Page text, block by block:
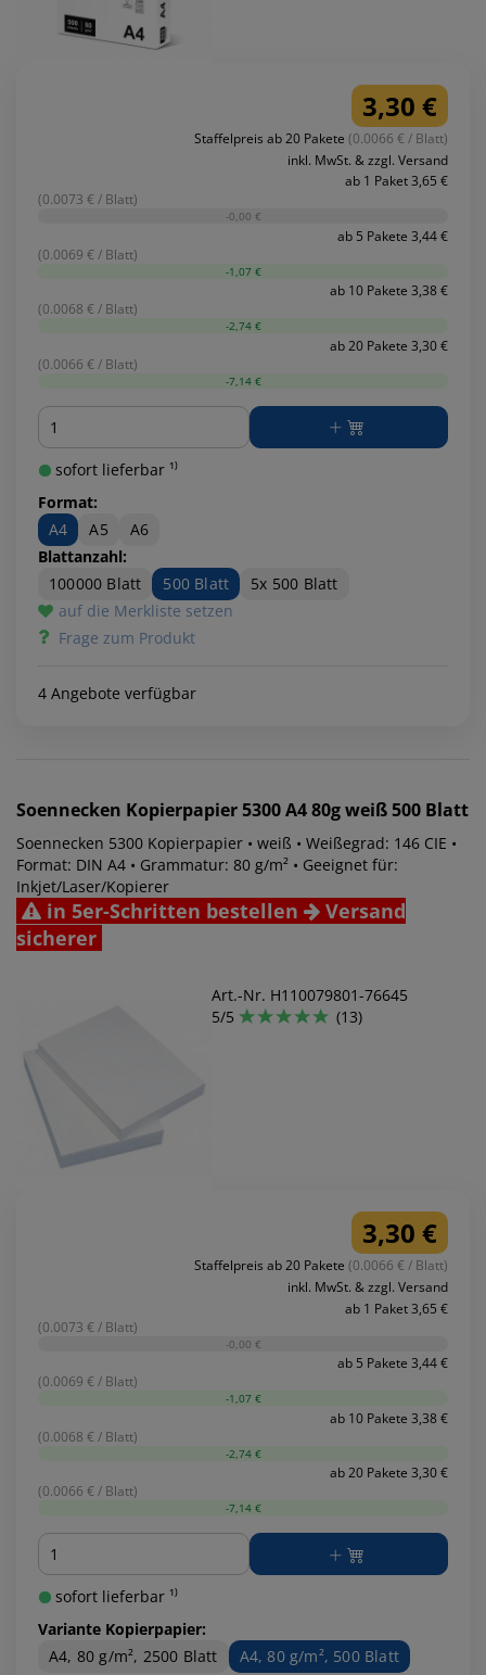
3,30 €
Staffelpreis ab 20 Pakete (0.0066 € / Blatt)
inkl. MwSt. & zzgl. Versand
ab 1 Paket 3,65 €
(0.0073 € / Blatt)
-0,00 €
ab 5 Pakete 3,44 €
(0.0069 € / Blatt)
-1,07 €
ab 10 Pakete 3,38 €
(0.0068 € / Blatt)
-2,74 €
ab 20 Pakete 3,30 €
(0.0066 € / Blatt)
-7,14 €
Menge
sofort lieferbar ¹⁾
Format:
A4
A5
A6
Blattanzahl:
100000 Blatt
500 Blatt
5x 500 Blatt
auf die Merkliste setzen
Frage zum Produkt
4 Angebote verfügbar
Soennecken Kopierpapier 5300 A4 80g weiß 500 Blatt
Soennecken 5300 Kopierpapier • weiß • Weißegrad: 146 CIE •
Format: DIN A4 • Grammatur: 80 g/m² • Geeignet für:
Inkjet/Laser/Kopierer
in 5er-Schritten bestellen
Versand
sicherer
Art.-Nr. H110079801-76645
5/5
(13)
3,30 €
Staffelpreis ab 20 Pakete (0.0066 € / Blatt)
inkl. MwSt. & zzgl. Versand
ab 1 Paket 3,65 €
(0.0073 € / Blatt)
-0,00 €
ab 5 Pakete 3,44 €
(0.0069 € / Blatt)
-1,07 €
ab 10 Pakete 3,38 €
(0.0068 € / Blatt)
-2,74 €
ab 20 Pakete 3,30 €
(0.0066 € / Blatt)
-7,14 €
Menge
sofort lieferbar ¹⁾
Variante Kopierpapier:
A4, 80 g/m², 2500 Blatt
A4, 80 g/m², 500 Blatt